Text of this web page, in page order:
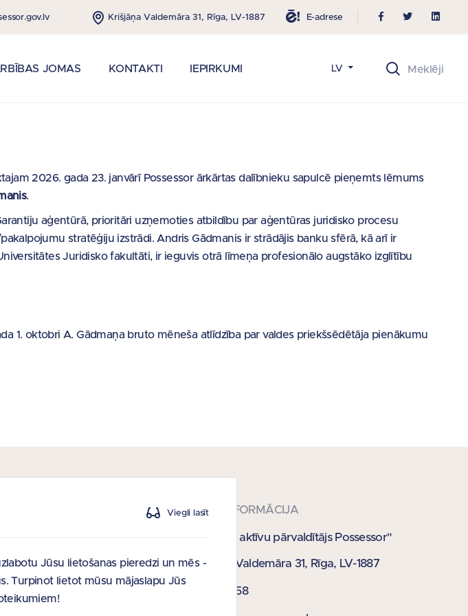
Krišjāņa Valdemāra 31, Rīga, LV-1887 E-adrese
JOMAS KONTAKTI IEPIRKUMI LV
2026. gada 23. janvārī Possessor ārkārtas dalībnieku sapulcē pieņemts lēmums
.
aģentūrā, prioritāri uzņemoties atbildību par aģentūras juridisko procesu
stratēģiju izstrādi. Andris Gādmanis ir strādājis banku sfērā, kā arī ir
Juridisko fakultāti, ir ieguvis otrā līmeņa profesionālo augstāko izglītību
1. oktobri A. Gādmaņa bruto mēneša atlīdzība par valdes priekšsēdētāja pienākumu
KONTAKTINFORMĀCIJA
SIA "Publisko aktīvu pārvaldītājs Possessor"
Krišjāņa Valdemāra 31, Rīga, LV-1887
67 021 358
Viegli lasīt
Jūsu lietošanas pieredzi un mēs -
Turpinot lietot mūsu mājaslapu Jūs